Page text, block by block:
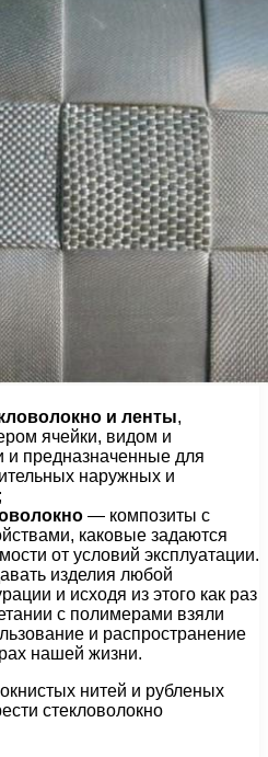
и ленты,
ячейки, видом и
и предназначенные для
наружных и
— композиты с
каковые задаются
от условий эксплуатации.
изделия любой
и исходя из этого как раз
с полимерами взяли
и распространение
нашей жизни.
нитей и рубленых
стекловолокно